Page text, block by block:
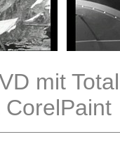
mit